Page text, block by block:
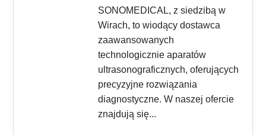
SONOMEDICAL, z siedzibą w
Wirach, to wiodący dostawca
zaawansowanych
technologicznie aparatów
ultrasonograficznych, oferujących
precyzyjne rozwiązania
diagnostyczne. W naszej ofercie
znajdują się...